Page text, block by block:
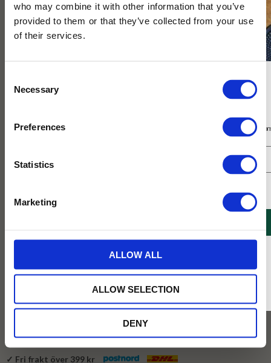
who may combine it with other information that you’ve
provided to them or that they’ve collected from your use
of their services.
Selection
Necessary
Preferences
Statistics
Marketing
ALLOW ALL
ALLOW SELECTION
DENY
​Sencha Okumidori First Flush är skördad i mitten av maj 2024.
Okumidori är känd för sin välbalanserade smak och lätt beska.
189KR
Lägg till i favoriter
BEVAKA
✓ Fri frakt över 399 kr
Tillfälligt slut online
Få 10% rabatt på ditt första köp på nätet och ta del av erbjudanden året
* Rabatten gäller endast online på Tehusetjava.se. Rabatten fungerar endast på